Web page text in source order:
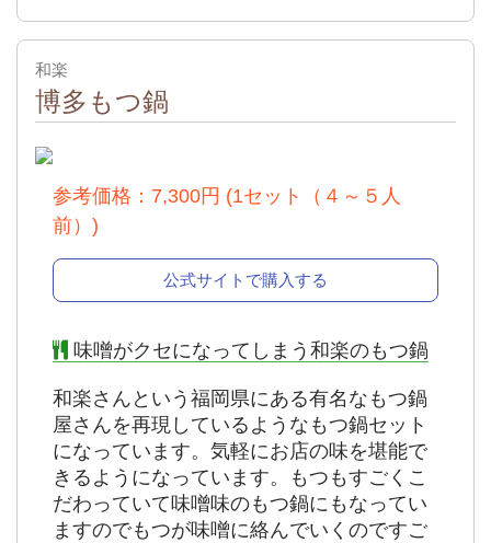
和楽
博多もつ鍋
参考価格：7,300円 (1セット（４～５人
前）)
公式サイトで購入する
味噌がクセになってしまう和楽のもつ鍋
和楽さんという福岡県にある有名なもつ鍋
屋さんを再現しているようなもつ鍋セット
になっています。気軽にお店の味を堪能で
きるようになっています。もつもすごくこ
だわっていて味噌味のもつ鍋にもなってい
ますのでもつが味噌に絡んでいくのですご